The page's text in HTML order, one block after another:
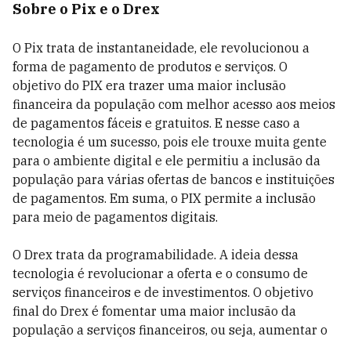
Sobre o Pix e o Drex
O Pix trata de instantaneidade, ele revolucionou a
forma de pagamento de produtos e serviços. O
objetivo do PIX era trazer uma maior inclusão
financeira da população com melhor acesso aos meios
de pagamentos fáceis e gratuitos. E nesse caso a
tecnologia é um sucesso, pois ele trouxe muita gente
para o ambiente digital e ele permitiu a inclusão da
população para várias ofertas de bancos e instituições
de pagamentos. Em suma, o PIX permite a inclusão
para meio de pagamentos digitais.
O Drex trata da programabilidade. A ideia dessa
tecnologia é revolucionar a oferta e o consumo de
serviços financeiros e de investimentos. O objetivo
final do Drex é fomentar uma maior inclusão da
população a serviços financeiros, ou seja, aumentar o